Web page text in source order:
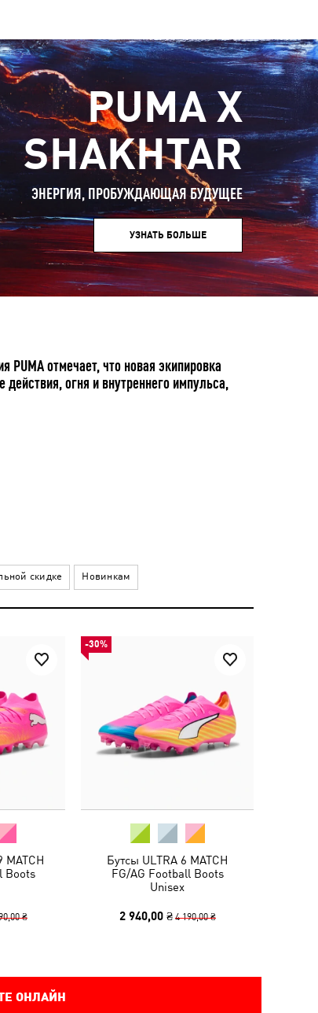
PUMA X
SHAKHTAR
ЭНЕРГИЯ, ПРОБУЖДАЮЩАЯ БУДУЩЕЕ
УЗНАТЬ БОЛЬШЕ
отмечает, что новая экипировка
огня и внутреннего импульса,
скидке Новинкам
MATCH
Boots
₴
-30%
Бутсы ULTRA 6 MATCH
FG/AG Football Boots
Unisex
2 940,00 ₴ 4 190,00 ₴
ОНЛАЙН